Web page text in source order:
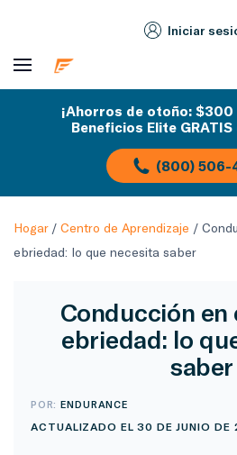
Iniciar
¡Ahorros de otoño: $300
Beneficios Elite
(800) 506-
Hogar/ Centro de Aprendizaje /
ebriedad: lo que necesita saber
Conducción en
ebriedad: lo
saber
POR:ENDURANCE
ACTUALIZADO EL 30 DE JUNIO DE